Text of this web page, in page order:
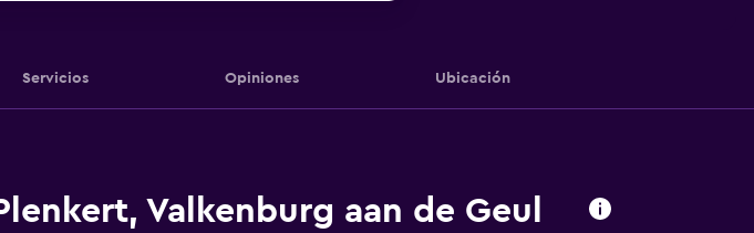
Servicios Opiniones Ubicación
Valkenburg aan de Geul